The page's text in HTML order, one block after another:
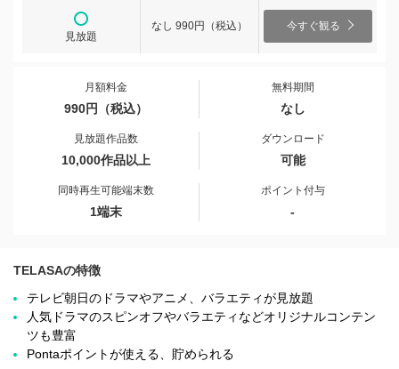
見放題
なし 990円（税込） 今すぐ観る
月額料金
990円（税込）
無料期間
なし
見放題作品数
10,000作品以上
ダウンロード
可能
同時再生可能端末数
1端末
ポイント付与
-
TELASAの特徴
テレビ朝日のドラマやアニメ、バラエティが見放題
人気ドラマのスピンオフやバラエティなどオリジナルコンテン
ツも豊富
Pontaポイントが使える、貯められる